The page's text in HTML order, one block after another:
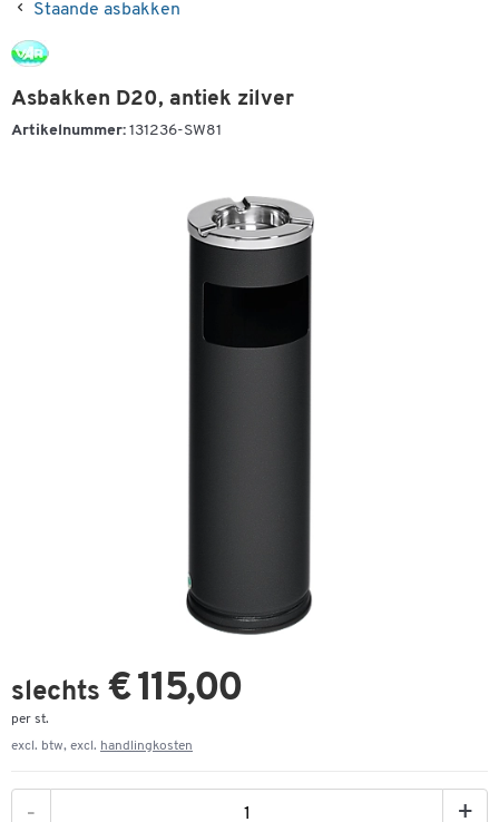
Staande asbakken
Asbakken D20, antiek zilver
Artikelnummer: 131236-SW81
slechts € 115,00
per st.
excl. btw, excl. handlingkosten
- +